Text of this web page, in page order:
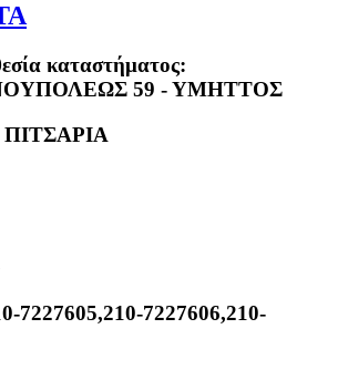
καταστήματος:
59 - ΥΜΗΤΤΟΣ
ΠΙΤΣΑΡΙΑ
7227605,210-7227606,210-